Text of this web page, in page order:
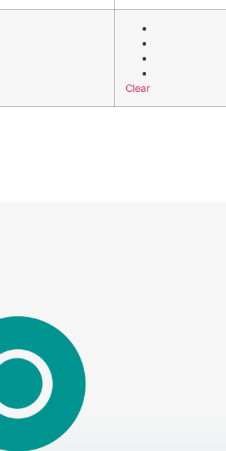
Clear